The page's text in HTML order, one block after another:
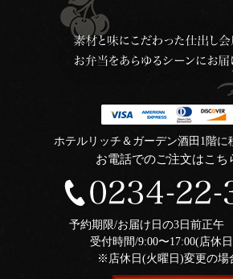
ホテルリッチ＆ガーデン酒田1階に
お電話でのご注文はこち
予約期限/お届け日の3日前正午
受付時間/9:00〜17:00(店休
※店休日(火曜日)変更の場